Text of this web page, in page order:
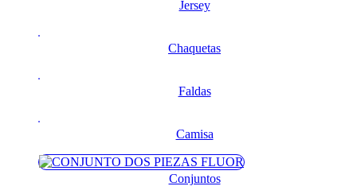
Jersey
Chaquetas
Faldas
Camisa
Conjuntos